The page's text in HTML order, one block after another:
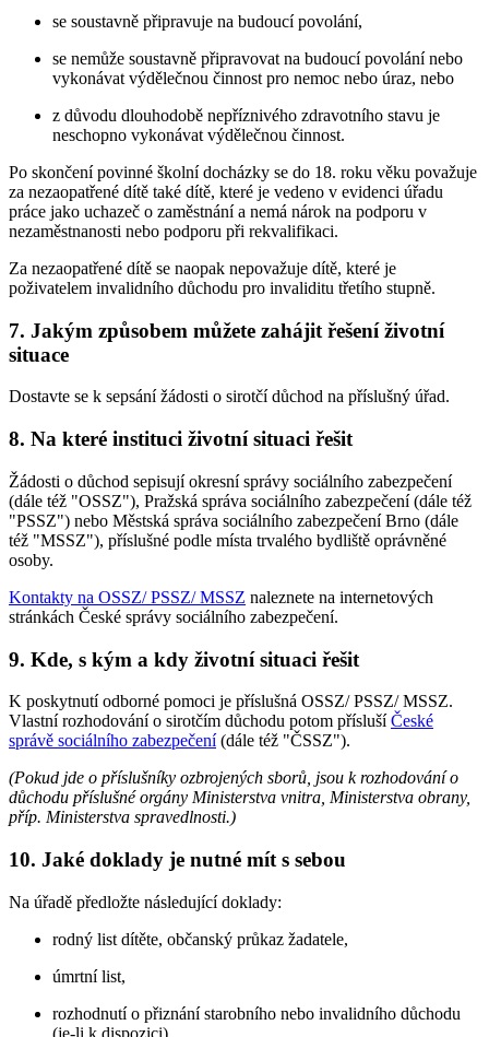
se soustavně připravuje na budoucí povolání,
se nemůže soustavně připravovat na budoucí povolání nebo
vykonávat výdělečnou činnost pro nemoc nebo úraz, nebo
z důvodu dlouhodobě nepříznivého zdravotního stavu je
neschopno vykonávat výdělečnou činnost.
Po skončení povinné školní docházky se do 18. roku věku považuje
za nezaopatřené dítě také dítě, které je vedeno v evidenci úřadu
práce jako uchazeč o zaměstnání a nemá nárok na podporu v
nezaměstnanosti nebo podporu při rekvalifikaci.
Za nezaopatřené dítě se naopak nepovažuje dítě, které je
poživatelem invalidního důchodu pro invaliditu třetího stupně.
7. Jakým způsobem můžete zahájit řešení životní
situace
Dostavte se k sepsání žádosti o sirotčí důchod na příslušný úřad.
8. Na které instituci životní situaci řešit
Žádosti o důchod sepisují okresní správy sociálního zabezpečení
(dále též "OSSZ"), Pražská správa sociálního zabezpečení (dále též
"PSSZ") nebo Městská správa sociálního zabezpečení Brno (dále
též "MSSZ"), příslušné podle místa trvalého bydliště oprávněné
osoby.
Kontakty na OSSZ/ PSSZ/ MSSZ naleznete na internetových
stránkách České správy sociálního zabezpečení.
9. Kde, s kým a kdy životní situaci řešit
K poskytnutí odborné pomoci je příslušná OSSZ/ PSSZ/ MSSZ.
Vlastní rozhodování o sirotčím důchodu potom příslušíČeské
správě sociálního zabezpečení(dále též "ČSSZ").
(Pokud jde o příslušníky ozbrojených sborů, jsou k rozhodování o
důchodu příslušné orgány Ministerstva vnitra, Ministerstva obrany,
příp. Ministerstva spravedlnosti.)
10. Jaké doklady je nutné mít s sebou
Na úřadě předložte následující doklady:
rodný list dítěte, občanský průkaz žadatele,
úmrtní list,
rozhodnutí o přiznání starobního nebo invalidního důchodu
(je-li k dispozici),